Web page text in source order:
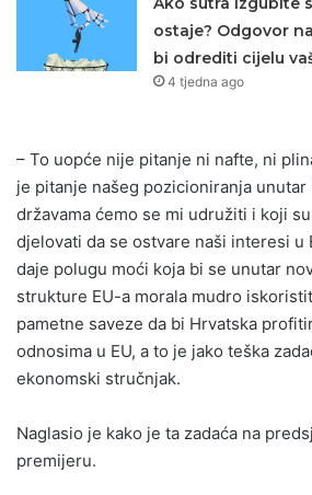
ostaje? Odgovor
bi odrediti cijelu
4 tjedna ago
– To uopće nije pitanje ni nafte, ni
je pitanje našeg pozicioniranja unutar
državama ćemo se mi udružiti i koji
djelovati da se ostvare naši interesi u
daje polugu moći koja bi se unutar
strukture EU-a morala mudro
pametne saveze da bi Hrvatska
odnosima u EU, a to je jako teška
ekonomski stručnjak.
Naglasio je kako je ta zadaća na
premijeru.